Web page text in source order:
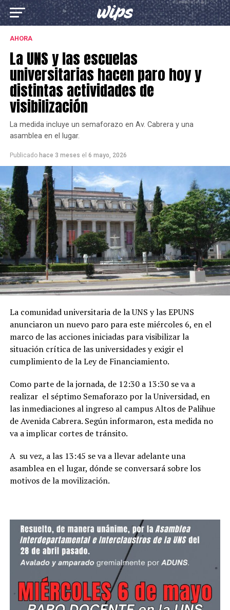
AHORA
La UNS y las escuelas
universitarias hacen paro hoy y
distintas actividades de
visibilización
La medida incluye un semaforazo en Av. Cabrera y una
asamblea en el lugar.
Publicado hace 3 meses el 6 mayo, 2026
La comunidad universitaria de la UNS y las EPUNS
anunciaron un nuevo paro para este miércoles 6, en el
marco de las acciones iniciadas para visibilizar la
situación crítica de las universidades y exigir el
cumplimiento de la Ley de Financiamiento.
Como parte de la jornada, de 12:30 a 13:30 se va a
realizar el séptimo Semaforazo por la Universidad, en
las inmediaciones al ingreso al campus Altos de Palihue
de Avenida Cabrera. Según informaron, esta medida no
va a implicar cortes de tránsito.
A su vez, a las 13:45 se va a llevar adelante una
asamblea en el lugar, dónde se conversará sobre los
motivos de la movilización.